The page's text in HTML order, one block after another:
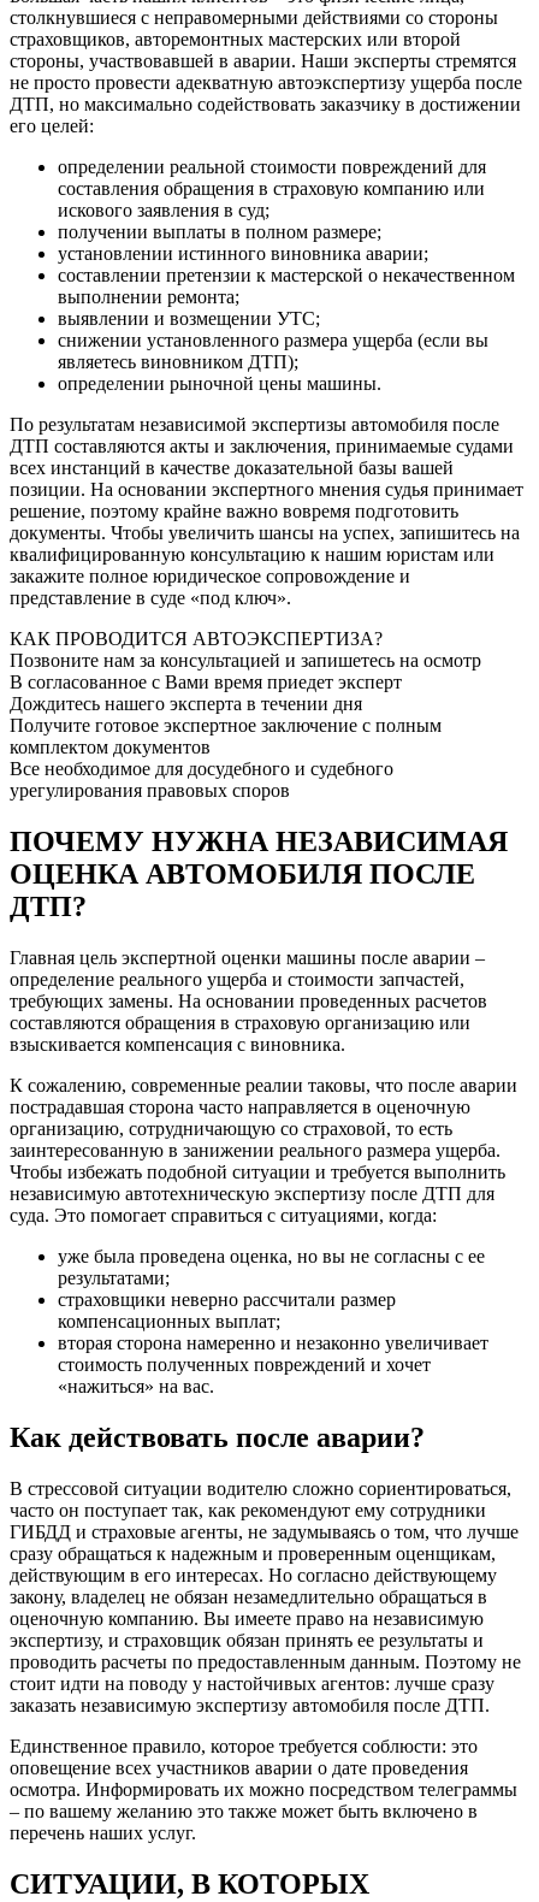
столкнувшиеся с неправомерными действиями со стороны
страховщиков, авторемонтных мастерских или второй
стороны, участвовавшей в аварии. Наши эксперты стремятся
не просто провести адекватную автоэкспертизу ущерба после
ДТП, но максимально содействовать заказчику в достижении
его целей:
определении реальной стоимости повреждений для
составления обращения в страховую компанию или
искового заявления в суд;
получении выплаты в полном размере;
установлении истинного виновника аварии;
составлении претензии к мастерской о некачественном
выполнении ремонта;
выявлении и возмещении УТС;
снижении установленного размера ущерба (если вы
являетесь виновником ДТП);
определении рыночной цены машины.
По результатам независимой экспертизы автомобиля после
ДТП составляются акты и заключения, принимаемые судами
всех инстанций в качестве доказательной базы вашей
позиции. На основании экспертного мнения судья принимает
решение, поэтому крайне важно вовремя подготовить
документы. Чтобы увеличить шансы на успех, запишитесь на
квалифицированную консультацию к нашим юристам или
закажите полное юридическое сопровождение и
представление в суде «под ключ».
КАК ПРОВОДИТСЯ АВТОЭКСПЕРТИЗА?
Позвоните нам за консультацией и запишетесь на осмотр
В согласованное с Вами время приедет эксперт
Дождитесь нашего эксперта в течении дня
Получите готовое экспертное заключение с полным
комплектом документов
Все необходимое для досудебного и судебного
урегулирования правовых споров
ПОЧЕМУ НУЖНА НЕЗАВИСИМАЯ
ОЦЕНКА АВТОМОБИЛЯ ПОСЛЕ
ДТП?
Главная цель экспертной оценки машины после аварии –
определение реального ущерба и стоимости запчастей,
требующих замены. На основании проведенных расчетов
составляются обращения в страховую организацию или
взыскивается компенсация с виновника.
К сожалению, современные реалии таковы, что после аварии
пострадавшая сторона часто направляется в оценочную
организацию, сотрудничающую со страховой, то есть
заинтересованную в занижении реального размера ущерба.
Чтобы избежать подобной ситуации и требуется выполнить
независимую автотехническую экспертизу после ДТП для
суда. Это помогает справиться с ситуациями, когда:
уже была проведена оценка, но вы не согласны с ее
результатами;
страховщики неверно рассчитали размер
компенсационных выплат;
вторая сторона намеренно и незаконно увеличивает
стоимость полученных повреждений и хочет
«нажиться» на вас.
Как действовать после аварии?
В стрессовой ситуации водителю сложно сориентироваться,
часто он поступает так, как рекомендуют ему сотрудники
ГИБДД и страховые агенты, не задумываясь о том, что лучше
сразу обращаться к надежным и проверенным оценщикам,
действующим в его интересах. Но согласно действующему
закону, владелец не обязан незамедлительно обращаться в
оценочную компанию. Вы имеете право на независимую
экспертизу, и страховщик обязан принять ее результаты и
проводить расчеты по предоставленным данным. Поэтому не
стоит идти на поводу у настойчивых агентов: лучше сразу
заказать независимую экспертизу автомобиля после ДТП.
Единственное правило, которое требуется соблюсти: это
оповещение всех участников аварии о дате проведения
осмотра. Информировать их можно посредством телеграммы
– по вашему желанию это также может быть включено в
перечень наших услуг.
СИТУАЦИИ, В КОТОРЫХ